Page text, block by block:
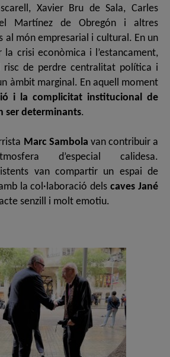
Xavier Bru de Sala, Carles
Martínez de Obregón i altres
al món empresarial i cultural. En un
crisi econòmica i l’estancament,
risc de perdre centralitat política i
àmbit marginal. En aquell moment
i la complicitat institucional de
ser determinants.
Marc Sambola van contribuir a
d’especial calidesa.
van compartir un espai de
la col·laboració delscaves Jané
senzill i molt emotiu.